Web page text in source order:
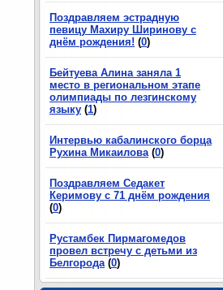
Поздравляем эстрадную
певицу Махиру Ширинову с
днём рождения! (0)
Бейтуева Алина заняла 1
место в региональном этапе
олимпиады по лезгинскому
языку (1)
Интервью кабалинского борца
Рухина Микаилова (0)
Поздравляем Седакет
Керимову с 71 днём рождения
(0)
Рустамбек Пирмагомедов
провел встречу с детьми из
Белгорода (0)